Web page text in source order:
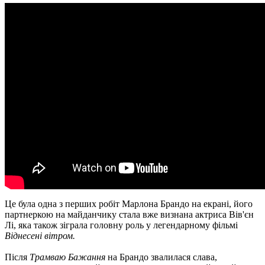
Це була одна з перших робіт Марлона Брандо на екрані, його
партнеркою на майданчику стала вже визнана актриса Вів'єн
Лі, яка також зіграла головну роль у легендарному фільмі
Віднесені вітром.
Після Трамваю Бажання на Брандо звалилася слава,